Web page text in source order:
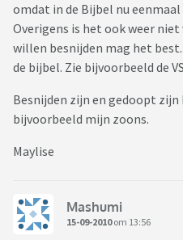
omdat in de Bijbel nu
Overigens is het ook weer
willen besnijden mag het
de bijbel. Zie bijvoorbeeld de
Besnijden zijn en gedoopt zijn
bijvoorbeeld mijn zoons.
Maylise
Mashumi
15-09-2010om 13:56